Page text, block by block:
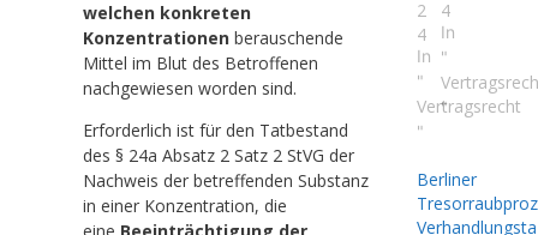
welchen konkreten
Konzentrationenberauschende
Mittel im Blut des Betroffenen
nachgewiesen worden sind.
Erforderlich ist für den Tatbestand
des § 24a Absatz 2 Satz 2 StVG der
Nachweis der betreffenden Substanz
in einer Konzentration, die
2
4
In
"
Vertragsrecht
"
4
In
"
"
Berliner